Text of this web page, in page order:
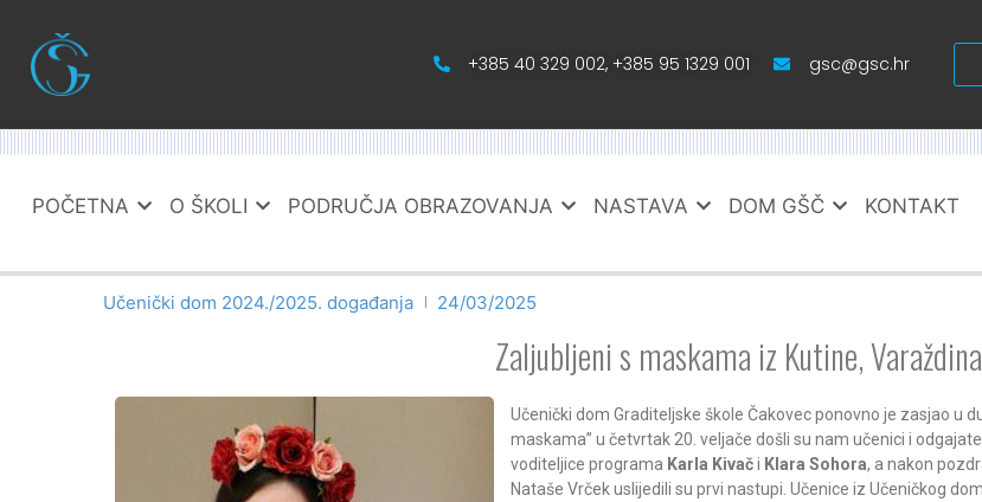
+385 40 329 002, +385 95 1329 001 gsc@gsc.hr
POČETNA O ŠKOLI PODRUČJA OBRAZOVANJA NASTAVA DOM GŠČ KONTAKT
Učenički dom 2024./2025. događanja 24/03/2025
Zaljubljeni s maskama iz Kutine,
Učenički dom Graditeljske škole Čakovec ponovno je zasjao u
maskama” u četvrtak 20. veljače došli su nam učenici i
voditeljice programa Karla Kivači Klara Sohora, a nakon
Nataše Vrček uslijedili su prvi nastupi. Učenice iz Učeničkog